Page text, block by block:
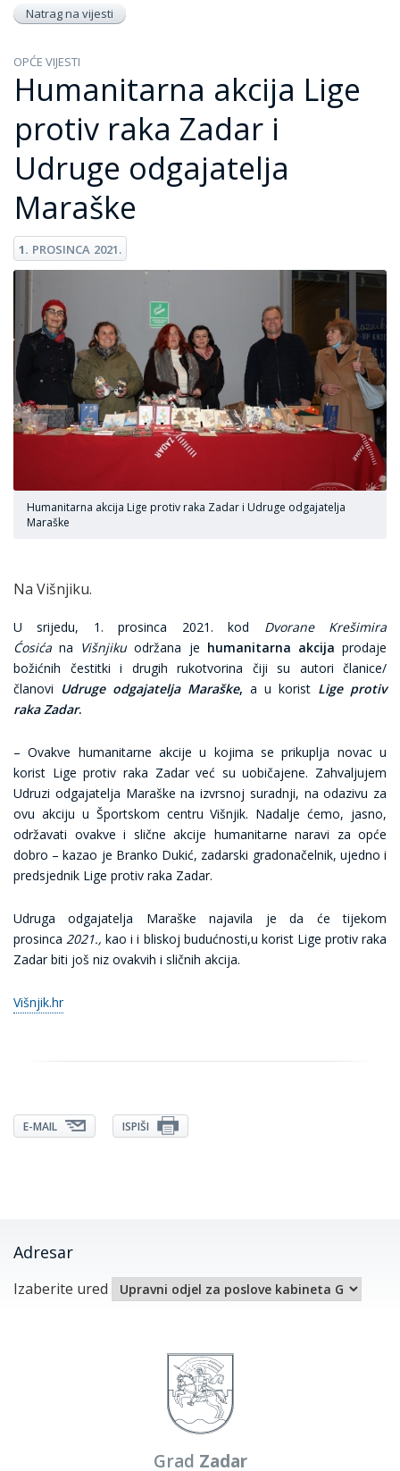
Natrag na vijesti
OPĆE VIJESTI
Humanitarna akcija Lige
protiv raka Zadar i
Udruge odgajatelja
Maraške
1. PROSINCA 2021.
Humanitarna akcija Lige protiv raka Zadar i Udruge odgajatelja
Maraške
Na Višnjiku.
U srijedu, 1. prosinca 2021. kod Dvorane Krešimira
Ćosića na Višnjikuodržana je humanitarna akcija prodaje
božićnih čestitki i drugih rukotvorina čiji su autori članice/
članovi Udruge odgajatelja Maraške, a u korist Lige protiv
raka Zadar.
– Ovakve humanitarne akcije u kojima se prikuplja novac u
korist Lige protiv raka Zadar već su uobičajene. Zahvaljujem
Udruzi odgajatelja Maraške na izvrsnoj suradnji, na odazivu za
ovu akciju u Športskom centru Višnjik. Nadalje ćemo, jasno,
održavati ovakve i slične akcije humanitarne naravi za opće
dobro – kazao je Branko Dukić, zadarski gradonačelnik, ujedno i
predsjednik Lige protiv raka Zadar.
Udruga odgajatelja Maraške najavila je da će tijekom
prosinca2021.,kao i i bliskoj budućnosti,u korist Lige protiv raka
Zadar biti još niz ovakvih i sličnih akcija.
Višnjik.hr
E-MAIL ISPIŠI
Adresar
Izaberite ured
Grad Zadar